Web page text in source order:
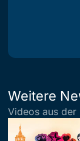
Weitere
Videos aus der